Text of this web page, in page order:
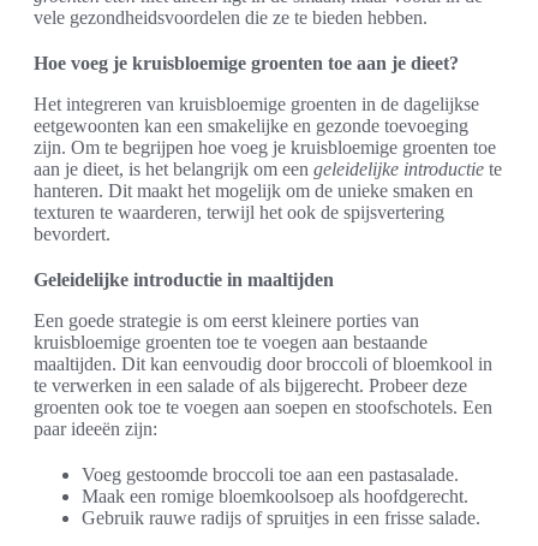
vele gezondheidsvoordelen die ze te bieden hebben.
Hoe voeg je kruisbloemige groenten toe aan je dieet?
Het integreren van kruisbloemige groenten in de dagelijkse
eetgewoonten kan een smakelijke en gezonde toevoeging
zijn. Om te begrijpen hoe voeg je kruisbloemige groenten toe
aan je dieet, is het belangrijk om een geleidelijke introductie te
hanteren. Dit maakt het mogelijk om de unieke smaken en
texturen te waarderen, terwijl het ook de spijsvertering
bevordert.
Geleidelijke introductie in maaltijden
Een goede strategie is om eerst kleinere porties van
kruisbloemige groenten toe te voegen aan bestaande
maaltijden. Dit kan eenvoudig door broccoli of bloemkool in
te verwerken in een salade of als bijgerecht. Probeer deze
groenten ook toe te voegen aan soepen en stoofschotels. Een
paar ideeën zijn:
Voeg gestoomde broccoli toe aan een pastasalade.
Maak een romige bloemkoolsoep als hoofdgerecht.
Gebruik rauwe radijs of spruitjes in een frisse salade.